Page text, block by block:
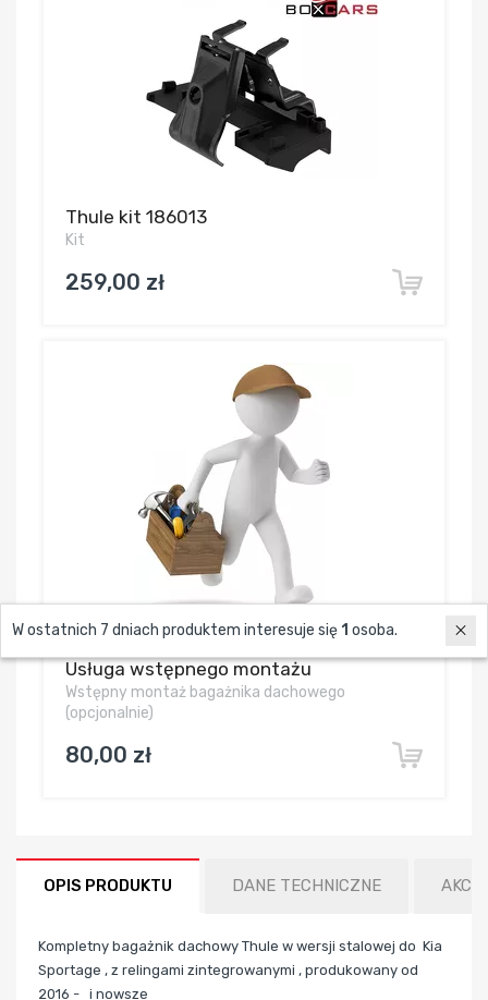
Thule kit 186013
Kit
259,00 zł
Usługa wstępnego montażu
Wstępny montaż bagażnika dachowego
(opcjonalnie)
80,00 zł
OPIS PRODUKTU DANE TECHNICZNE
Kompletny bagażnik dachowy Thule w wersji stalowej do Kia
Sportage , z relingami zintegrowanymi , produkowany od
2016 - i nowsze
W ostatnich 7 dniach produktem interesuje się 1 osoba.